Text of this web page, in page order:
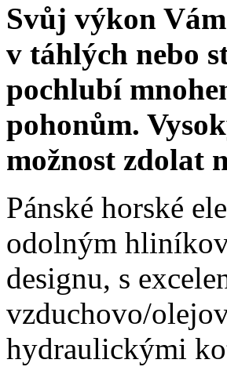
Svůj výkon
v táhlých nebo
pochlubí
pohonům. V
možnost zdolat
Pánské horské
odolným
designu, s
vzduchovo/
hydraulickými